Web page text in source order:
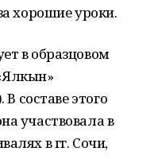
хорошие уроки.
в образцовом
составе этого
участвовала в
в гг. Сочи,